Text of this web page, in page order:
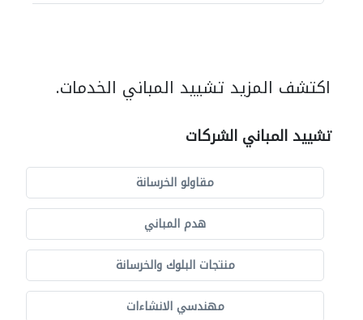
اكتشف المزيد تشييد المباني الخدمات.
تشييد المباني الشركات
مقاولو الخرسانة
هدم المباني
منتجات البلوك والخرسانة
مهندسي الانشاءات